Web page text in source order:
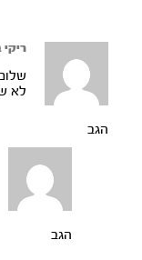
ריקי
לא
הגב
הגב